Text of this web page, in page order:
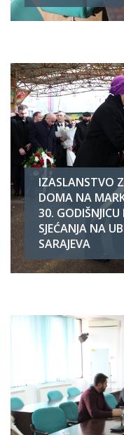
IZASLANSTVO
DOMA NA
30.
SJEĆANJA NA
SARAJEVA